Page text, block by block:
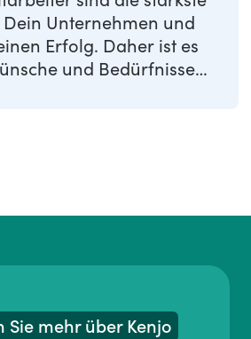
Unternehmen und
Erfolg. Daher ist es
und Bedürfnisse
Sie mehr über Kenjo